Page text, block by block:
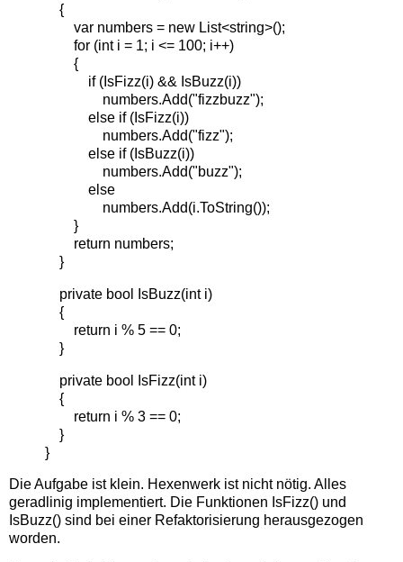
{
var numbers = new List<string>();
for (int i = 1; i <= 100; i++)
{
if (IsFizz(i) && IsBuzz(i))
numbers.Add("fizzbuzz");
else if (IsFizz(i))
numbers.Add("fizz");
else if (IsBuzz(i))
numbers.Add("buzz");
else
numbers.Add(i.ToString());
}
return numbers;
}
private bool IsBuzz(int i)
{
return i % 5 == 0;
}
private bool IsFizz(int i)
{
return i % 3 == 0;
}
}
Die Aufgabe ist klein. Hexenwerk ist nicht nötig. Alles
geradlinig implementiert. Die Funktionen IsFizz() und
IsBuzz() sind bei einer Refaktorisierung herausgezogen
worden.